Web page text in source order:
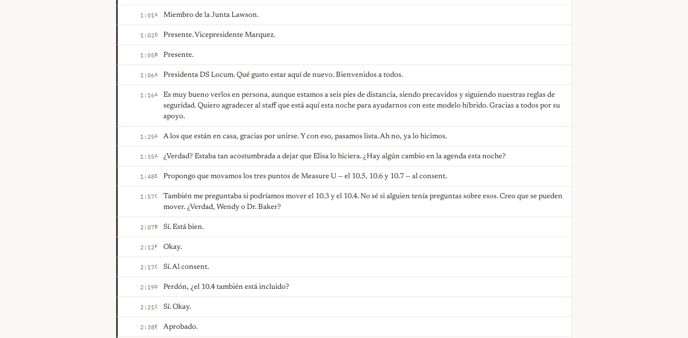
1:01A Miembro de la Junta Lawson.
1:02D Presente. Vicepresidente Marquez.
1:05B Presente.
1:06A Presidenta DS Locum. Qué gusto estar aquí de nuevo. Bienvenidos a todos.
1:16A
Es muy bueno verlos en persona, aunque estamos a seis pies de distancia, siendo precavidos y siguiendo nuestras reglas de
seguridad. Quiero agradecer al staff que está aquí esta noche para ayudarnos con este modelo híbrido. Gracias a todos por su
apoyo.
1:25A A los que están en casa, gracias por unirse. Y con eso, pasamos lista. Ah no, ya lo hicimos.
1:35A ¿Verdad? Estaba tan acostumbrada a dejar que Elisa lo hiciera. ¿Hay algún cambio en la agenda esta noche?
1:48E Propongo que movamos los tres puntos de Measure U — el 10.5, 10.6 y 10.7 — al consent.
1:57C
También me preguntaba si podríamos mover el 10.3 y el 10.4. No sé si alguien tenía preguntas sobre esos. Creo que se pueden
mover. ¿Verdad, Wendy o Dr. Baker?
2:07B Sí. Está bien.
2:12F Okay.
2:17C Sí. Al consent.
2:19G Perdón, ¿el 10.4 también está incluido?
2:21C Sí. Okay.
2:38E Aprobado.